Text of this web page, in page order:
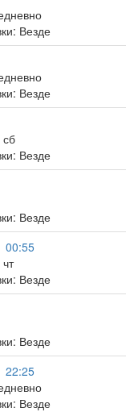
Везде
Везде
Везде
Везде
00:55
Везде
Везде
22:25
Везде